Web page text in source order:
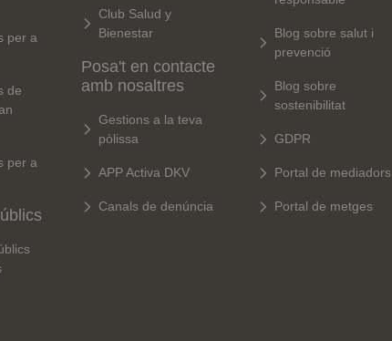
per a
de
per a
Club Salud y
Bienestar
Posa't en contacte
amb nosaltres
Gestions a la teva
pòlissa
APP Activa DKV
Canals de denúncia
Blog sobre salut i
prevenció
Blog sobre
sostenibilitat
GDPR
Portal de mediadors
Portal de metges